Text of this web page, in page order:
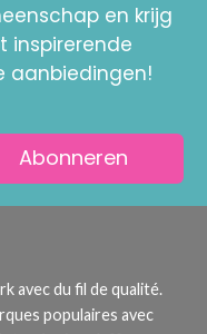
en krijg
inspirerende
aanbiedingen!
Abonneren
avec du fil de qualité.
populaires avec